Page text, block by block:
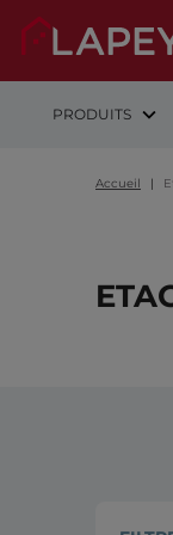
PRODUITS
Accueil